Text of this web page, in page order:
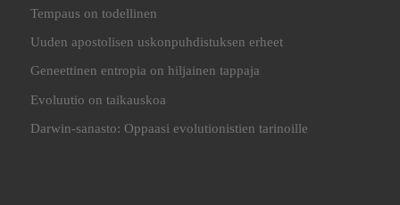
Tempaus on todellinen
Uuden apostolisen uskonpuhdistuksen erheet
Geneettinen entropia on hiljainen tappaja
Evoluutio on taikauskoa
Darwin-sanasto: Oppaasi evolutionistien tarinoille